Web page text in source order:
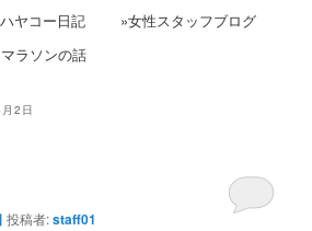
ヤコー日記
»女性スタッフブログ
ラソンの話
2日
投稿者:staff01